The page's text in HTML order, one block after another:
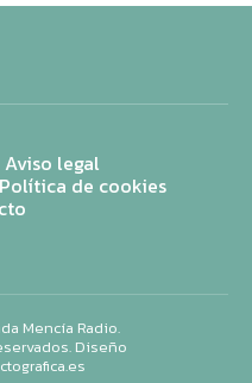
Aviso legal
Política de cookies
Mencía Radio.
Diseño